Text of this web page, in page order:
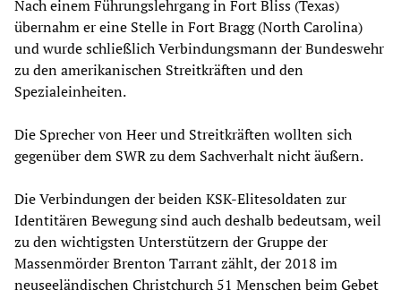
Nach einem Führungslehrgang in Fort Bliss (Texas)
übernahm er eine Stelle in Fort Bragg (North Carolina)
und wurde schließlich Verbindungsmann der Bundeswehr
zu den amerikanischen Streitkräften und den
Spezialeinheiten.
Die Sprecher von Heer und Streitkräften wollten sich
gegenüber dem SWR zu dem Sachverhalt nicht äußern.
Die Verbindungen der beiden KSK-Elitesoldaten zur
Identitären Bewegung sind auch deshalb bedeutsam, weil
zu den wichtigsten Unterstützern der Gruppe der
Massenmörder Brenton Tarrant zählt, der 2018 im
neuseeländischen Christchurch 51 Menschen beim Gebet